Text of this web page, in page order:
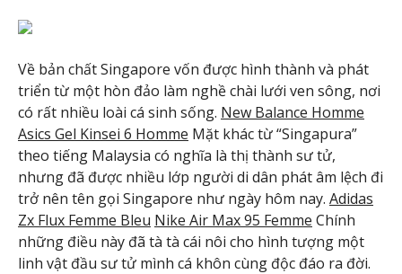
Về bản chất Singapore vốn được hình thành và phát
triển từ một hòn đảo làm nghề chài lưới ven sông, nơi
có rất nhiều loài cá sinh sống. New Balance Homme
Asics Gel Kinsei 6 Homme Mặt khác từ “Singapura”
theo tiếng Malaysia có nghĩa là thị thành sư tử,
nhưng đã được nhiều lớp người di dân phát âm lệch đi
trở nên tên gọi Singapore như ngày hôm nay. Adidas
Zx Flux Femme Bleu Nike Air Max 95 Femme Chính
những điều này đã tà tà cái nôi cho hình tượng một
linh vật đầu sư tử mình cá khôn cùng độc đáo ra đời.